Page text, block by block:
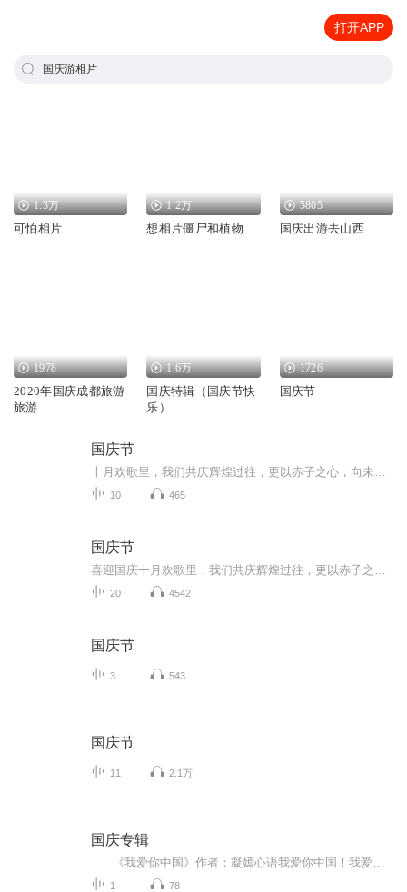
打开APP
国庆游相片
1.3万
可怕相片
1.2万
想相片僵尸和植物
5805
国庆出游去山西
1978
2020年国庆成都旅游
旅游
1.6万
国庆特辑（国庆节快
乐）
1726
国庆节
国庆节
10 465
国庆节
20 4542
国庆节
3 543
国庆节
11 2.1万
国庆专辑
1 78